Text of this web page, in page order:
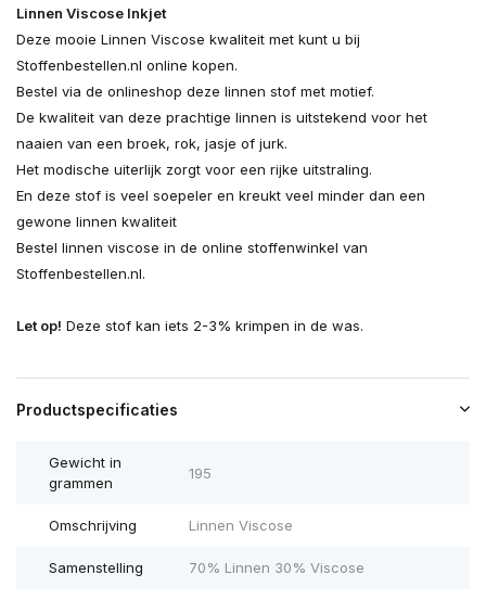
Linnen Viscose Inkjet
Deze mooie Linnen Viscose kwaliteit met kunt u bij
Stoffenbestellen.nl online kopen.
Bestel via de onlineshop deze linnen stof met motief.
De kwaliteit van deze prachtige linnen is uitstekend voor het
naaien van een broek, rok, jasje of jurk.
Het modische uiterlijk zorgt voor een rijke uitstraling.
En deze stof is veel soepeler en kreukt veel minder dan een
gewone linnen kwaliteit
Bestel linnen viscose in de online stoffenwinkel van
Stoffenbestellen.nl.
Let op! Deze stof kan iets 2-3% krimpen in de was.
Productspecificaties
Gewicht in
grammen
195
Omschrijving Linnen Viscose
Samenstelling 70% Linnen 30% Viscose